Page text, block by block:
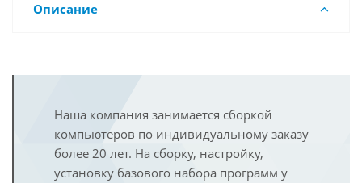
Описание
Наша компания занимается сборкой
компьютеров по индивидуальному заказу
более 20 лет. На сборку, настройку,
установку базового набора программ у